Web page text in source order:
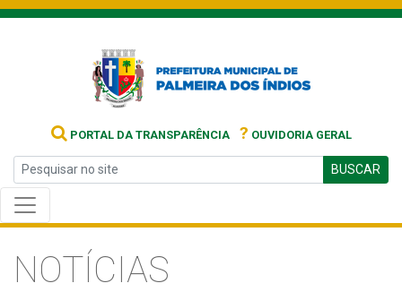
PORTAL DA TRANSPARÊNCIA ? OUVIDORIA GERAL
BUSCAR
NOTÍCIAS